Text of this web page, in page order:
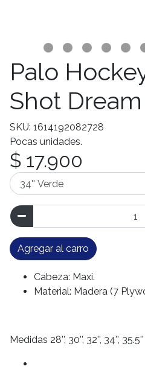
Palo
Shot Dream
SKU: 1614192082728
Pocas unidades.
$ 17.900
Agregar al carro
Cabeza: Maxi.
Material: Madera (7
Medidas 28'', 30'', 32'', 34'',